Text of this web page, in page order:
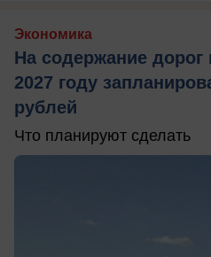
Экономика
На содержание дорог
2027 году
рублей
Что планируют сделать